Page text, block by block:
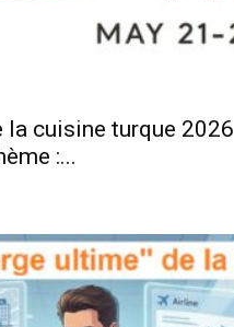
la cuisine turque 2026
:...